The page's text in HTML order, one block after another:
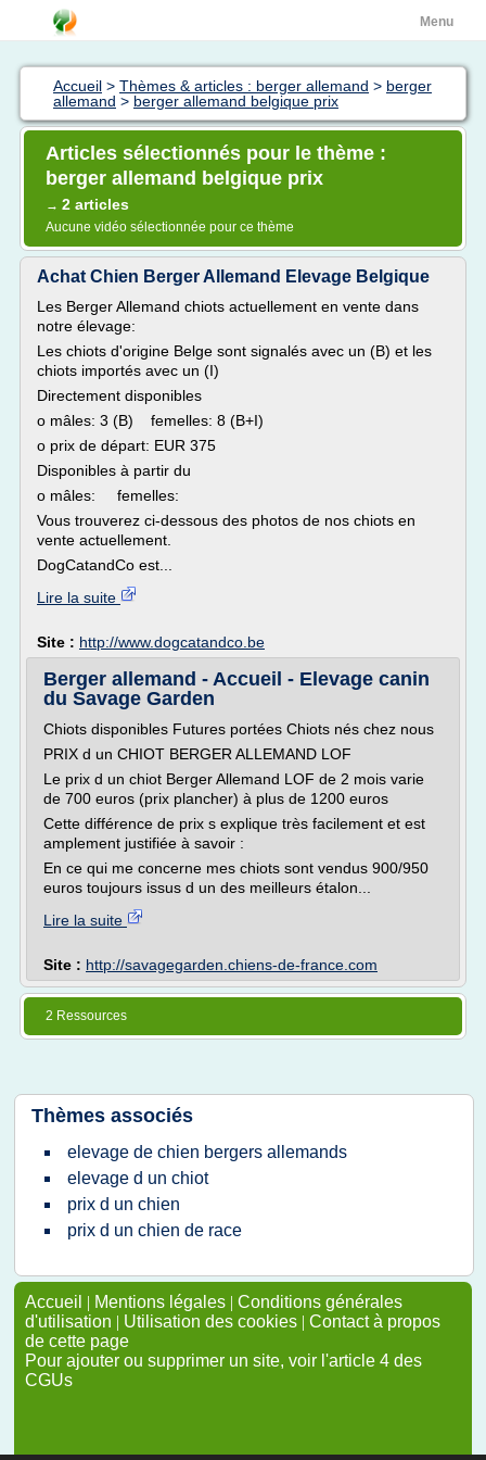
Menu
Accueil > Thèmes & articles : berger allemand > berger
allemand > berger allemand belgique prix
Articles sélectionnés pour le thème :
berger allemand belgique prix
→ 2 articles
Aucune vidéo sélectionnée pour ce thème
Achat Chien Berger Allemand Elevage Belgique
Les Berger Allemand chiots actuellement en vente dans
notre élevage:
Les chiots d'origine Belge sont signalés avec un (B) et les
chiots importés avec un (I)
Directement disponibles
o mâles: 3 (B) femelles: 8 (B+I)
o prix de départ: EUR 375
Disponibles à partir du
o mâles: femelles:
Vous trouverez ci-dessous des photos de nos chiots en
vente actuellement.
DogCatandCo est...
Lire la suite
Site : http://www.dogcatandco.be
Berger allemand - Accueil - Elevage canin
du Savage Garden
Chiots disponibles Futures portées Chiots nés chez nous
PRIX d un CHIOT BERGER ALLEMAND LOF
Le prix d un chiot Berger Allemand LOF de 2 mois varie
de 700 euros (prix plancher) à plus de 1200 euros
Cette différence de prix s explique très facilement et est
amplement justifiée à savoir :
En ce qui me concerne mes chiots sont vendus 900/950
euros toujours issus d un des meilleurs étalon...
Lire la suite
Site : http://savagegarden.chiens-de-france.com
2 Ressources
Thèmes associés
elevage de chien bergers allemands
elevage d un chiot
prix d un chien
prix d un chien de race
Accueil | Mentions légales | Conditions générales
d'utilisation | Utilisation des cookies | Contact à propos
de cette page
Pour ajouter ou supprimer un site, voir l'article 4 des
CGUs